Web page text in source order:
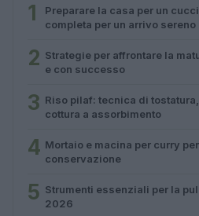
1
Preparare la casa per un
completa per un arrivo sereno
2 Strategie per affrontare la
e con successo
3 Riso pilaf: tecnica di
cottura a assorbimento
4 Mortaio e macina per curry
conservazione
5 Strumenti essenziali per la
2026